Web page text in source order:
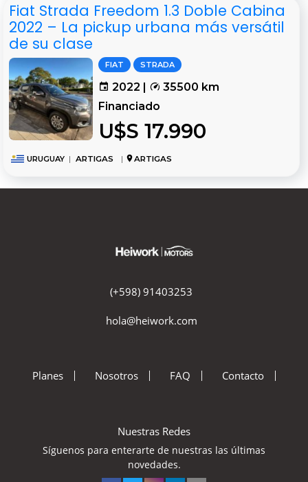
Fiat Strada Freedom 1.3 Doble Cabina
2022 – La pickup urbana más versátil
de su clase
FIAT STRADA
2022 |
35500 km
Financiado
U$S 17.990
URUGUAY | ARTIGAS | ARTIGAS
(+598) 91403253
hola@heiwork.com
Planes Nosotros FAQ Contacto
Nuestras Redes
Síguenos para enterarte de nuestras las últimas
novedades.